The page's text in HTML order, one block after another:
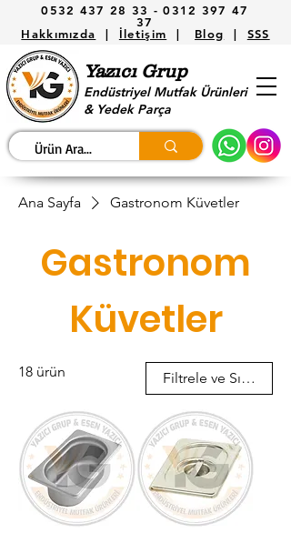
0532 437 28 33 -0312 397 47
37
Hakkımızda | İletişim | Blog | SSS
Yazıcı Grup
Endüstriyel Mutfak Ürünleri
& Yedek Parça
Ana Sayfa Gastronom Küvetler
Gastronom
Küvetler
18 ürün Filtrele ve Sırala